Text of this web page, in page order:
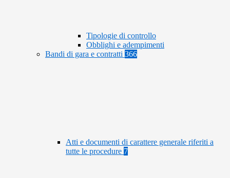
Tipologie di controllo
Obblighi e adempimenti
Bandi di gara e contratti 366
Atti e documenti di carattere generale riferiti a
tutte le procedure 7